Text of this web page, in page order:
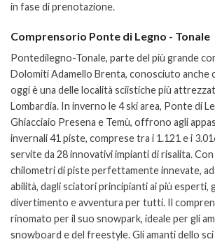
in fase di prenotazione.
Comprensorio Ponte di Legno - Tonale
Pontedilegno-Tonale, parte del più grande
Dolomiti Adamello Brenta, conosciuto anche
oggi è una delle località sciistiche più
Lombardia. In inverno le 4 ski area, Ponte di
Ghiacciaio Presena e Temù, offrono agli
invernali 41 piste, comprese tra i 1.121 e i
servite da 28 innovativi impianti di risalita.
chilometri di piste perfettamente innevate,
abilità, dagli sciatori principianti ai più esperti,
divertimento e avventura per tutti. Il
rinomato per il suo snowpark, ideale per gli
snowboard e del freestyle. Gli amanti dello